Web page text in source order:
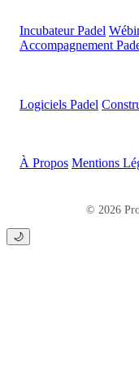
Incubateur Padel
Accompagnement
Logiciels Padel
À Propos Mentions
© 2026
🌙